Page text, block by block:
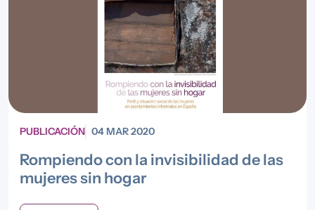
PUBLICACIÓN 04 MAR 2020
Rompiendo con la invisibilidad de las
mujeres sin hogar